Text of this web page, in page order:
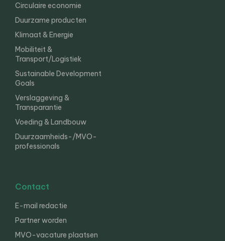
Circulaire economie
Duurzame producten
Klimaat & Energie
Mobiliteit &
Transport/Logistiek
Sustainable Development
Goals
Verslaggeving &
Transparantie
Voeding & Landbouw
Duurzaamheids-/MVO-
professionals
Contact
E-mail redactie
Partner worden
MVO-vacature plaatsen